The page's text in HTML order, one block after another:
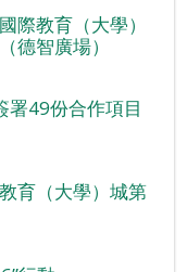
際教育（大學）
智廣場）
署49份合作項目
育（大學）城第